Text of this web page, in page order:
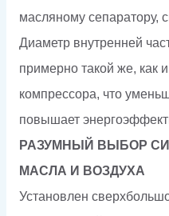
масляному сепаратору,
Диаметр внутренней
примерно такой же, как
компрессора, что
повышает
РАЗУМНЫЙ ВЫБОР
МАСЛА И ВОЗДУХА
Установлен